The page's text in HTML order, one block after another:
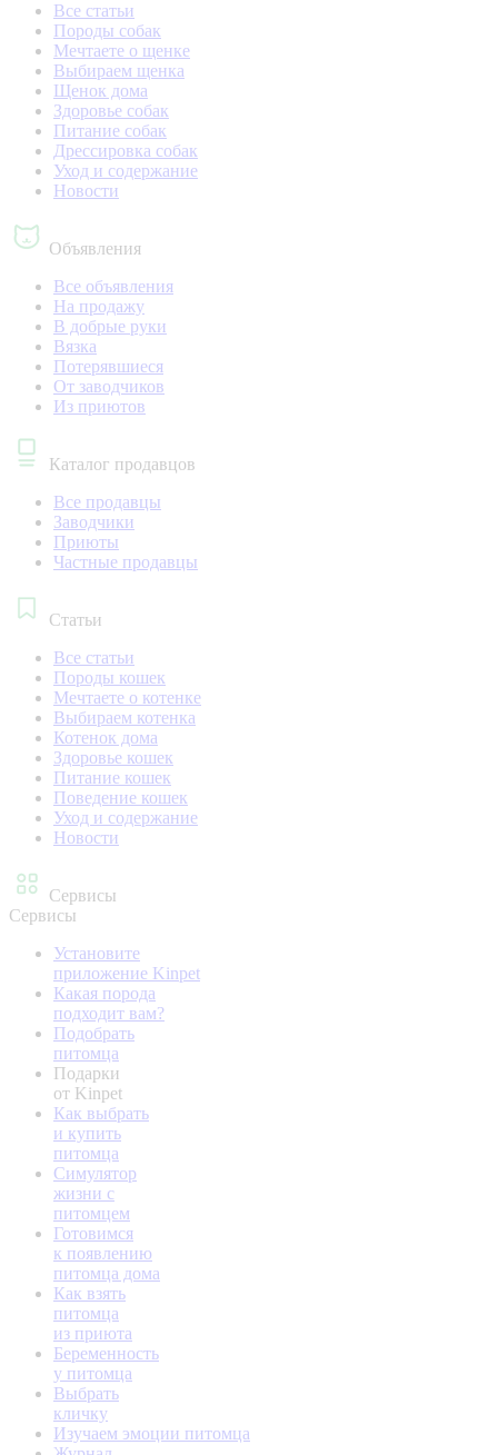
Все статьи
Породы собак
Мечтаете о щенке
Выбираем щенка
Щенок дома
Здоровье собак
Питание собак
Дрессировка собак
Уход и содержание
Новости
Объявления
Все объявления
На продажу
В добрые руки
Вязка
Потерявшиеся
От заводчиков
Из приютов
Каталог продавцов
Все продавцы
Заводчики
Приюты
Частные продавцы
Статьи
Все статьи
Породы кошек
Мечтаете о котенке
Выбираем котенка
Котенок дома
Здоровье кошек
Питание кошек
Поведение кошек
Уход и содержание
Новости
Сервисы
Сервисы
Установите
приложение Kinpet
Какая порода
подходит вам?
Подобрать
питомца
Подарки
от Kinpet
Как выбрать
и купить
питомца
Симулятор
жизни с
питомцем
Готовимся
к появлению
питомца дома
Как взять
питомца
из приюта
Беременность
у питомца
Выбрать
кличку
Изучаем эмоции питомца